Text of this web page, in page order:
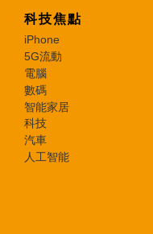
科技焦點
iPhone
5G流動
電腦
數碼
智能家居
科技
汽車
人工智能